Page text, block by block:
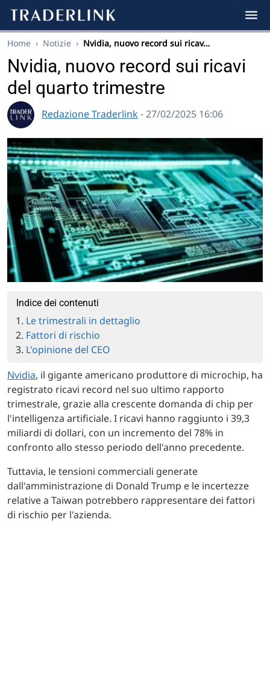
Home › Notizie › Nvidia, nuovo record sui ricav…
Nvidia, nuovo record sui ricavi
del quarto trimestre
Redazione Traderlink - 27/02/2025 16:06
Indice dei contenuti
Le trimestrali in dettaglio
Fattori di rischio
L'opinione del CEO
Nvidia, il gigante americano produttore di microchip, ha
registrato ricavi record nel suo ultimo rapporto
trimestrale, grazie alla crescente domanda di chip per
l'intelligenza artificiale. I ricavi hanno raggiunto i 39,3
miliardi di dollari, con un incremento del 78% in
confronto allo stesso periodo dell'anno precedente.
Tuttavia, le tensioni commerciali generate
dall'amministrazione di Donald Trump e le incertezze
relative a Taiwan potrebbero rappresentare dei fattori
di rischio per l'azienda.